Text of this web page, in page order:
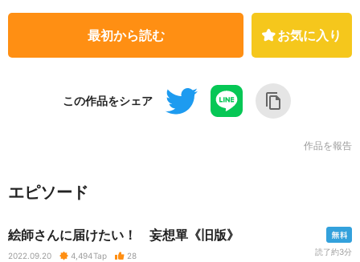
最初から読む お気に入り
この作品をシェア
作品を報告
エピソード
絵師さんに届けたい！ 妄想單《旧版》
2022.09.20 4,494Tap 28 読了約3分